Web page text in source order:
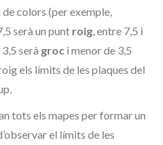
colors (per exemple,
serà un punt roig, entre 7,5 i
serà groc i menor de 3,5
els límits de les plaques del
tots els mapes per formar un
el límits de les